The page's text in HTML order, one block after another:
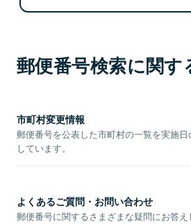
郵便番号検索に関す
市町村変更情報
郵便番号を公表した市町村の一覧を実施
しています。
よくあるご質問・お問い合わせ
郵便番号に関するさまざまな疑問にお答え